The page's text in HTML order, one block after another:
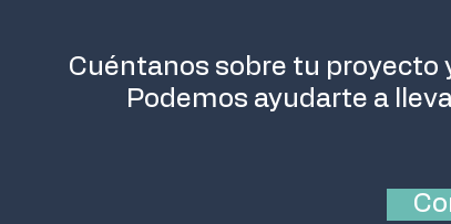
Cuéntanos sobre tu proyecto
Podemos ayudarte a